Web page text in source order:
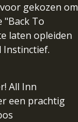
gekozen om
"Back To
laten opleiden
All Inn
een prachtig